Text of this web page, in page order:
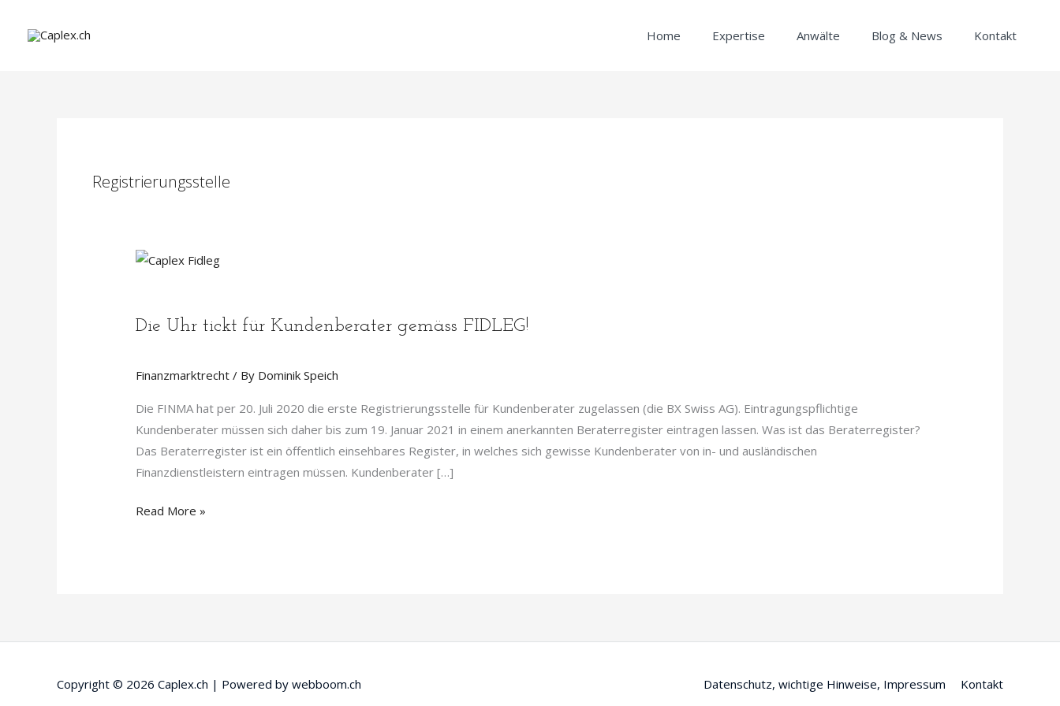
Home Expertise Anwälte Blog & News Kontakt
Registrierungsstelle
Die Uhr tickt für Kundenberater gemäss FIDLEG!
Finanzmarktrecht / By Dominik Speich
Die FINMA hat per 20. Juli 2020 die erste Registrierungsstelle für Kundenberater zugelassen (die BX Swiss AG). Eintragungspflichtige
Kundenberater müssen sich daher bis zum 19. Januar 2021 in einem anerkannten Beraterregister eintragen lassen. Was ist das Beraterregister?
Das Beraterregister ist ein öffentlich einsehbares Register, in welches sich gewisse Kundenberater von in- und ausländischen
Finanzdienstleistern eintragen müssen. Kundenberater […]
Die
Read More »
Copyright © 2026 Caplex.ch | Powered by webboom.ch Datenschutz, wichtige Hinweise, Impressum Kontakt